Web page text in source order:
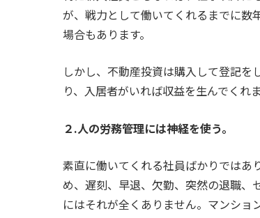
が、戦力として働いてくれるまでに数
場合もあります。
しかし、不動産投資は購入して登記を
り、入居者がいれば収益を生んでくれま
２.人の労務管理には神経を使う。
素直に働いてくれる社員ばかりではあ
め、遅刻、早退、欠勤、突然の退職、
にはそれが全くありません。マンショ